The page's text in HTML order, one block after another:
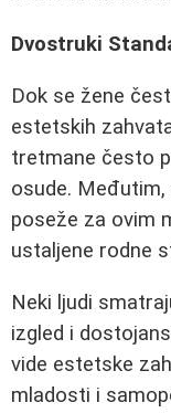
Dvostruki
Dok se žene
estetskih
tretmane često
osude.
poseže za ovim
ustaljene rodne
Neki ljudi
izgled i
vide estetske
mladosti i